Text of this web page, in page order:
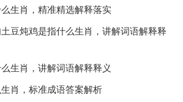
生肖，精准精选解释落实
豆炖鸡是指什么生肖，讲解词语解释释
生肖，讲解词语解释释义
肖，标准成语答案解析